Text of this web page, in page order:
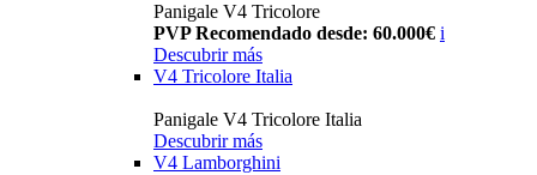
Panigale V4 Tricolore
PVP Recomendado desde: 60.000€ i
Descubrir más
V4 Tricolore Italia
Panigale V4 Tricolore Italia
Descubrir más
V4 Lamborghini